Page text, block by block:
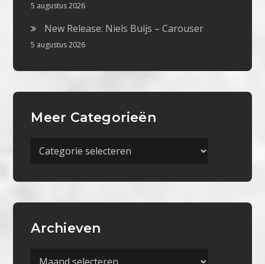
5 augustus 2026
New Release: Niels Buijs – Carouser
5 augustus 2026
Meer Categorieën
Meer
Archieven
Archieven